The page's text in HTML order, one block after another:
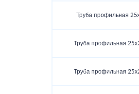
Труба профильная
Труба профильная
Труба профильная